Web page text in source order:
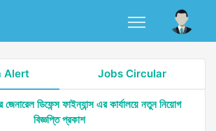
Alert Jobs Circular
ডিফেন্স ফাইন্যান্স এর কার্যালয়ে নতুন নিয়োগ
বিজ্ঞপ্তি প্রকাশ